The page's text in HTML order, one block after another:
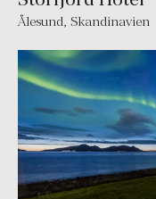
Ålesund, Skandinavien